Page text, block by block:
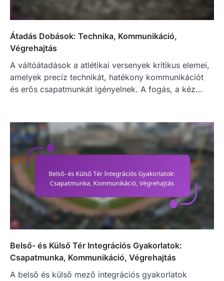
Átadás Dobások: Technika, Kommunikáció,
Végrehajtás
A váltóátadások a atlétikai versenyek kritikus elemei,
amelyek precíz technikát, hatékony kommunikációt
és erős csapatmunkát igényelnek. A fogás, a kéz…
Belső- és Külső Tér Integrációs Gyakorlatok:
Csapatmunka, Kommunikáció, Végrehajtás
A belső és külső mező integrációs gyakorlatok